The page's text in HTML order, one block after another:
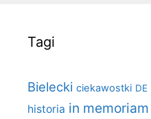
Tagi
Bielecki ciekawostki DE
historia in memoriam